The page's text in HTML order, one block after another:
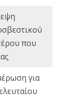
που
για